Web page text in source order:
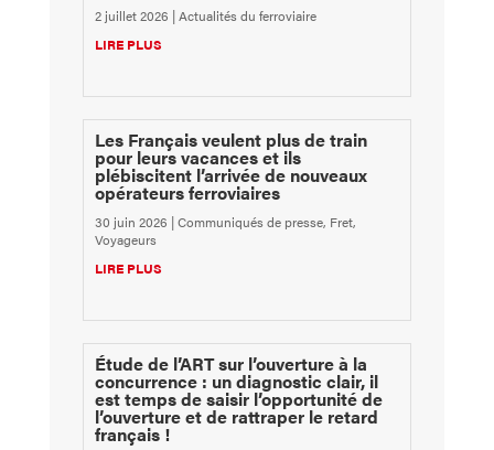
2 juillet 2026 |Actualités du ferroviaire
LIRE PLUS
Les Français veulent plus de train
pour leurs vacances et ils
plébiscitent l’arrivée de nouveaux
opérateurs ferroviaires
30 juin 2026 |Communiqués de presse, Fret,
Voyageurs
LIRE PLUS
Étude de l’ART sur l’ouverture à la
concurrence : un diagnostic clair, il
est temps de saisir l’opportunité de
l’ouverture et de rattraper le retard
français !